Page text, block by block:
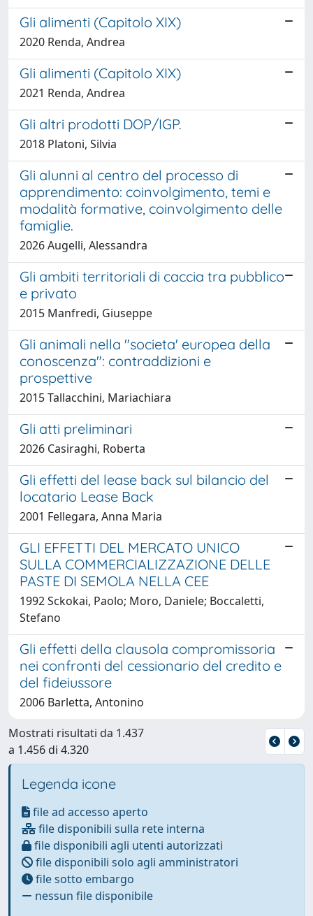
Gli alimenti (Capitolo XIX)
2020 Renda, Andrea
Gli alimenti (Capitolo XIX)
2021 Renda, Andrea
Gli altri prodotti DOP/IGP.
2018 Platoni, Silvia
Gli alunni al centro del processo di
apprendimento: coinvolgimento, temi e
modalità formative, coinvolgimento delle
famiglie.
2026 Augelli, Alessandra
Gli ambiti territoriali di caccia tra pubblico
e privato
2015 Manfredi, Giuseppe
Gli animali nella "societa' europea della
conoscenza": contraddizioni e
prospettive
2015 Tallacchini, Mariachiara
Gli atti preliminari
2026 Casiraghi, Roberta
Gli effetti del lease back sul bilancio del
locatario Lease Back
2001 Fellegara, Anna Maria
GLI EFFETTI DEL MERCATO UNICO
SULLA COMMERCIALIZZAZIONE DELLE
PASTE DI SEMOLA NELLA CEE
1992 Sckokai, Paolo; Moro, Daniele; Boccaletti,
Stefano
Gli effetti della clausola compromissoria
nei confronti del cessionario del credito e
del fideiussore
2006 Barletta, Antonino
Mostrati risultati da 1.437
a 1.456 di 4.320
Legenda icone
file ad accesso aperto
file disponibili sulla rete interna
file disponibili agli utenti autorizzati
file disponibili solo agli amministratori
file sotto embargo
nessun file disponibile